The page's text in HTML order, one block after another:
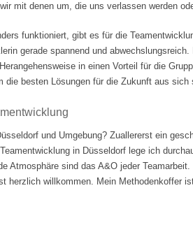
mit denen um, die uns verlassen werden
funktioniert, gibt es für die
gerade spannend und
in einen Vorteil für die
die besten Lösungen für die Zukunft aus
und Umgebung? Zuallererst ein
in Düsseldorf lege ich
Atmosphäre sind das A&O jeder
willkommen. Mein Methodenkoffer